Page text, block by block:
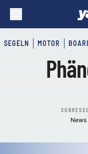
SEGELN MOTOR
News